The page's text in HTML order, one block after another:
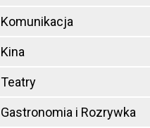
Komunikacja
Kina
Teatry
Gastronomia i Rozrywka